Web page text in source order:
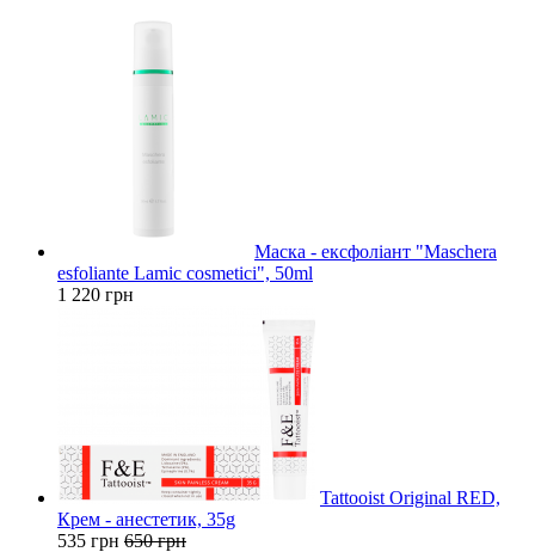
Маска - ексфоліант "Maschera
esfoliante Lamic cosmetici", 50ml
1 220 грн
Tattooist Original RED,
Крем - анестетик, 35g
535 грн 650 грн